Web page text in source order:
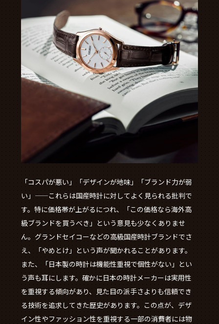
「コスパが悪い」「デザインが地味」「ブランド力が弱
い」——これらは国産時計に対してよく見られる批判で
す。特に価格帯が上がるにつれ、「この価格なら海外高
級ブランドを買うべき」という意見も少なくありませ
ん。グランドセイコーなどの高級国産時計ブランドでさ
え、「やめとけ」という声が聞かれることがあります。
また、「日本製の時計は機能性重視で個性がない」とい
う声も耳にします。確かに日本の時計メーカーは実用性
を重視する傾向があり、見た目の派手さよりも信頼でき
る技術を追求してきた歴史があります。この点が、デザ
イン性やファッション性を重視する一部の消費者には物